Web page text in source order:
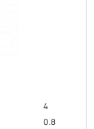
4
0.8